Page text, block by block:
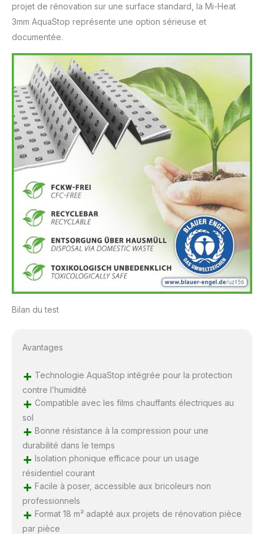
projet de rénovation sur une surface standard, la Mi-Heat
3mm AquaStop représente une option sérieuse et
documentée.
Bilan du test
Avantages
+ Technologie AquaStop intégrée pour la protection
contre l’humidité
+ Compatible avec les films chauffants électriques au
sol
+ Bonne résistance à la compression pour une
durabilité dans le temps
+ Isolation phonique efficace pour un usage
résidentiel courant
+ Facile à poser, accessible aux bricoleurs non
professionnels
+ Format 18 m² adapté aux projets de rénovation pièce
par pièce